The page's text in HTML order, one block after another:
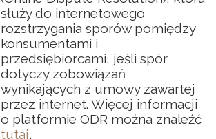
służy do internetowego
rozstrzygania sporów pomiędzy
konsumentami i
przedsiębiorcami, jeśli spór
dotyczy zobowiązań
wynikających z umowy zawartej
przez internet. Więcej informacji
o platformie ODR można znaleźć
tutaj,